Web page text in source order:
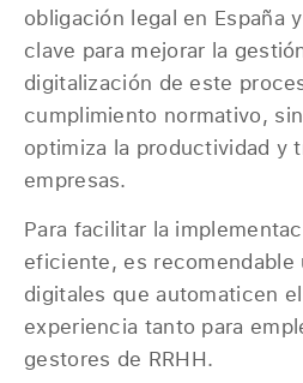
obligación legal en España
clave para mejorar la
digitalización de este
cumplimiento normativo,
optimiza la productividad y
empresas.
Para facilitar la
eficiente, es recomendable
digitales que automaticen
experiencia tanto para
gestores de RRHH.